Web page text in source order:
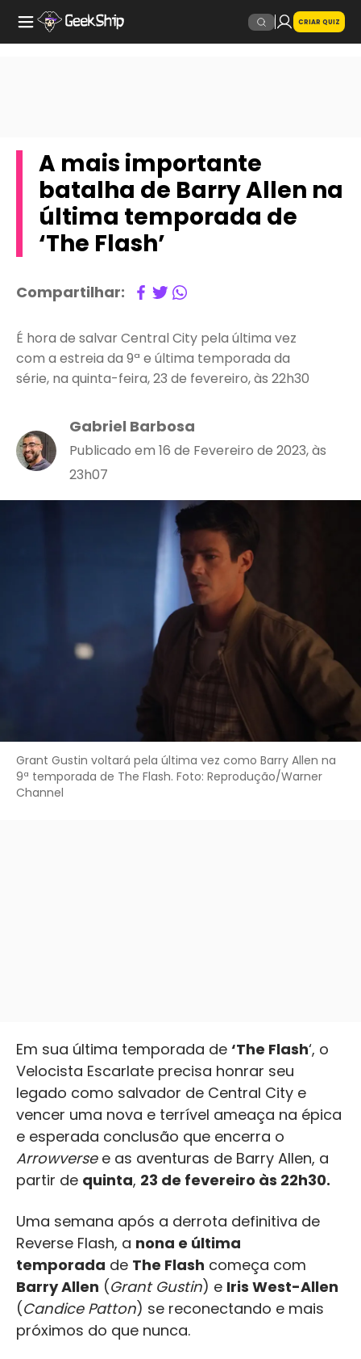
CRIAR QUIZ
A mais importante
batalha de Barry Allen na
última temporada de
‘The Flash’
Compartilhar:
É hora de salvar Central City pela última vez
com a estreia da 9ª e última temporada da
série, na quinta-feira, 23 de fevereiro, às 22h30
Gabriel Barbosa
Publicado em 16 de Fevereiro de 2023, às
23h07
Grant Gustin voltará pela última vez como Barry Allen na
9ª temporada de The Flash. Foto: Reprodução/Warner
Channel
Em sua última temporada de ‘The Flash‘, o
Velocista Escarlate precisa honrar seu
legado como salvador de Central City e
vencer uma nova e terrível ameaça na épica
e esperada conclusão que encerra o
Arrowversee as aventuras de Barry Allen, a
partir de quinta, 23 de fevereiro às 22h30.
Uma semana após a derrota definitiva de
Reverse Flash, a nona e última
temporada de The Flash começa com
Barry Allen (Grant Gustin) e Iris West-Allen
(Candice Patton) se reconectando e mais
próximos do que nunca.